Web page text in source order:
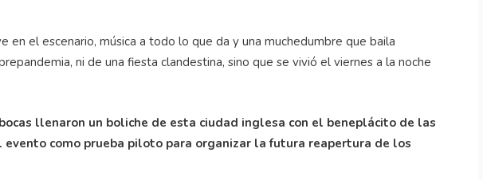
EXPLORER
en el escenario, música a todo lo que da y una muchedumbre que baila
ni de una fiesta clandestina, sino que se vivió el viernes a la noche
llenaron un boliche de esta ciudad inglesa con el beneplácito de las
como prueba piloto para organizar la futura reapertura de los